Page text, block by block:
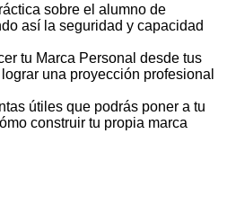
sobre el alumno de
así la seguridad y capacidad
tu Marca Personal desde tus
una proyección profesional
útiles que podrás poner a tu
construir tu propia marca